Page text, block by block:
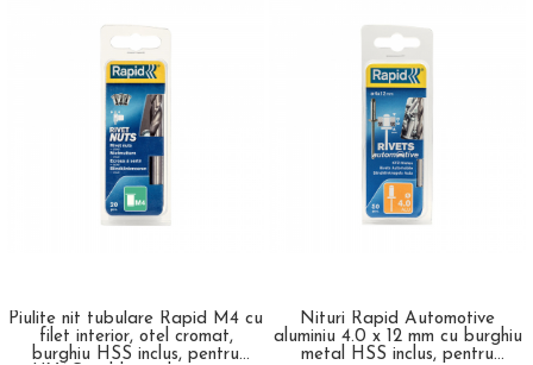
Piulite nit tubulare Rapid M4 cu
filet interior, otel cromat,
burghiu HSS inclus, pentru
Nituri Rapid Automotive
aluminiu 4.0 x 12 mm cu burghiu
metal HSS inclus, pentru